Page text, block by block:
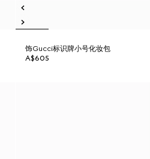
饰Gucci标识牌小号化妆包
A$605